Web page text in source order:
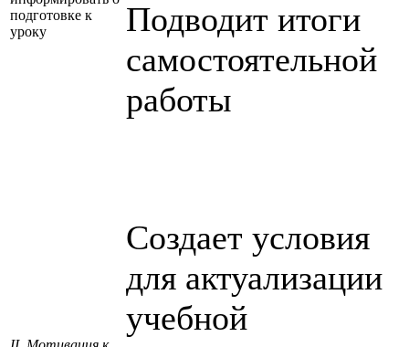
подготовке к
уроку
Подводит итоги
самостоятельной
работы
Создает условия
для актуализации
учебной